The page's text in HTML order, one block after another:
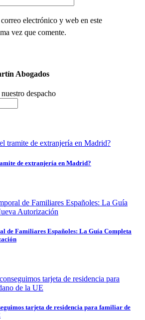
electrónico y web en este
vez que comente.
Abogados
despacho
de extranjería en Madrid?
de Familiares Españoles: La Guía Completa
tarjeta de residencia para familiar de